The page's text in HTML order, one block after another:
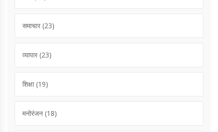
समाचार (23)
व्यापार (23)
शिक्षा(19)
मनोरंजन (18)